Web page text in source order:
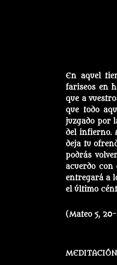
En aquel
fariseos en
que a
que todo
juzgado por
del infierno.
deja tu
podrás
acuerdo con
entregará a
el último
(Mateo 5,
MEDITACIÓN